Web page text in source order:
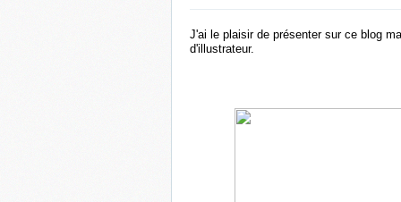
J'ai le plaisir de présenter sur ce blog
d'illustrateur.